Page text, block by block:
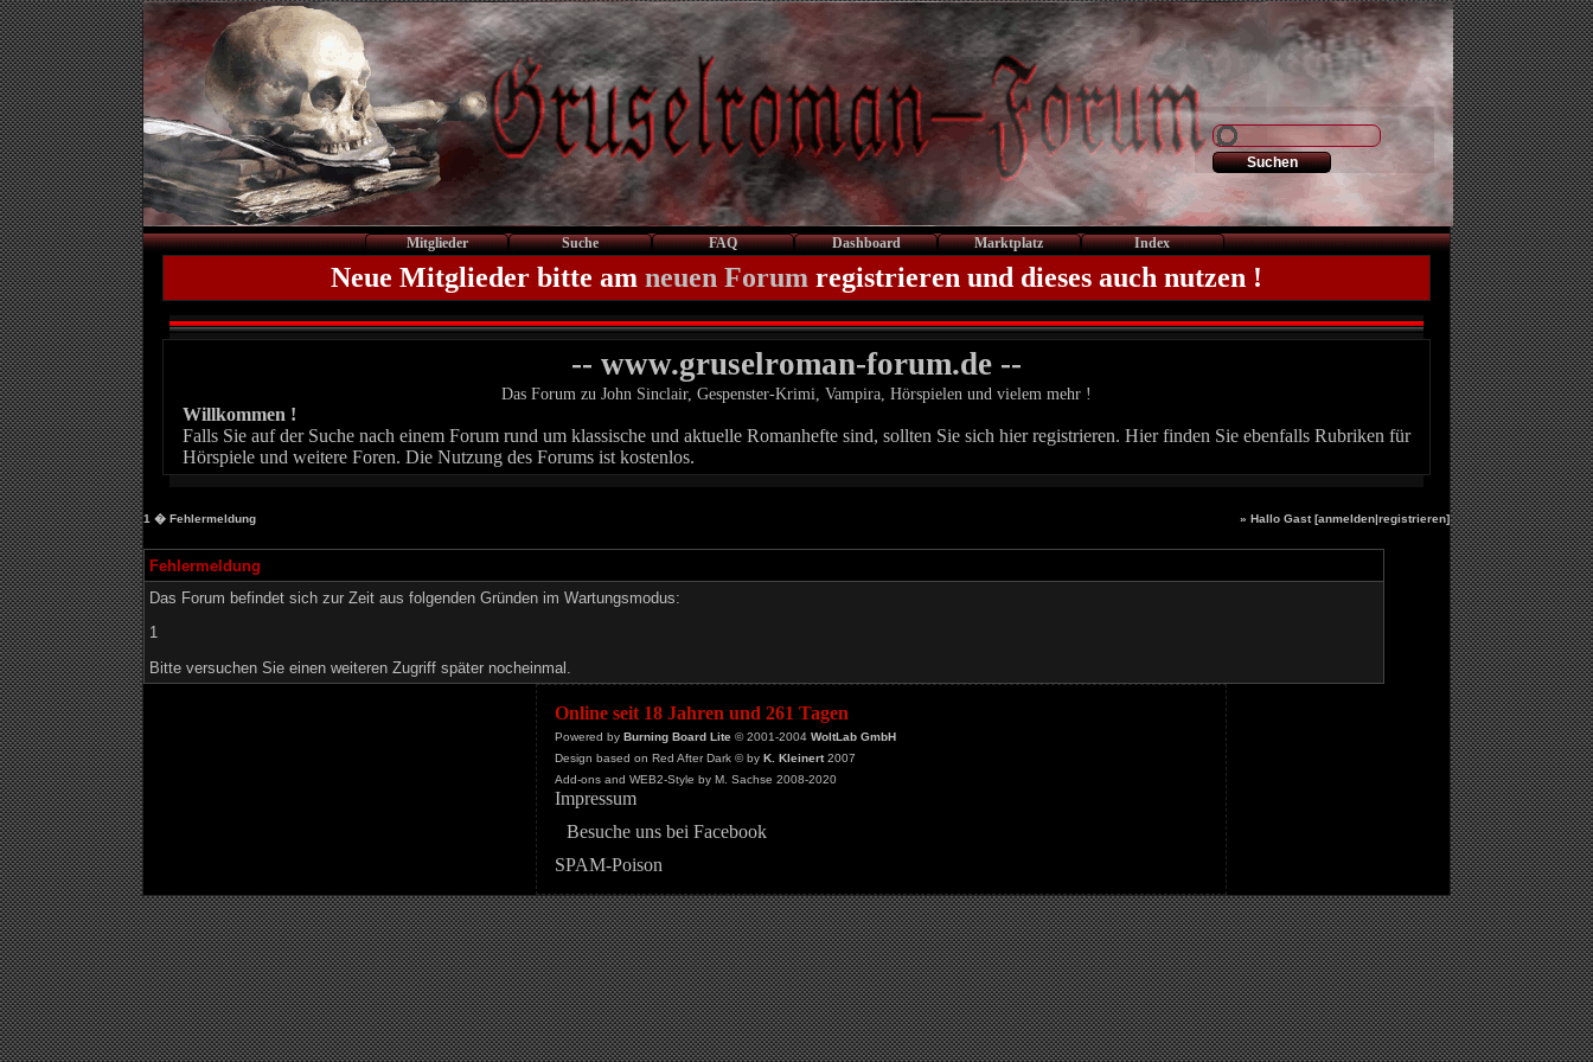
Mitglieder Suche FAQ Dashboard Marktplatz Index
Neue Mitglieder bitte am neuen Forum registrieren und dieses auch nutzen !
-- www.gruselroman-forum.de --
Das Forum zu John Sinclair, Gespenster-Krimi, Vampira, Hörspielen und vielem mehr !
Willkommen !
Falls Sie auf der Suche nach einem Forum rund um klassische und aktuelle Romanhefte sind, sollten Sie sich hier registrieren. Hier finden Sie ebenfalls Rubriken für
Hörspiele und weitere Foren. Die Nutzung des Forums ist kostenlos.
1 � Fehlermeldung » Hallo Gast [anmelden|registrieren]
Fehlermeldung
Das Forum befindet sich zur Zeit aus folgenden Gründen im Wartungsmodus:
1
Bitte versuchen Sie einen weiteren Zugriff später nocheinmal.
Online seit 18 Jahren und 261 Tagen
Powered by Burning Board Lite© 2001-2004 WoltLab GmbH
Design based on Red After Dark © by K. Kleinert2007
Add-ons and WEB2-Style by M. Sachse 2008-2020
Impressum
Besuche uns bei Facebook
SPAM-Poison